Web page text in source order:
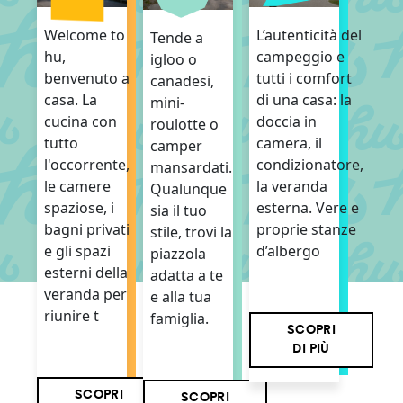
Welcome to
hu,
benvenuto a
casa. La
cucina con
tutto
l'occorrente,
le camere
spaziose, i
bagni privati
e gli spazi
esterni della
veranda per
riunire t
SCOPRI
Tende a
igloo o
canadesi,
mini-
roulotte o
camper
mansardati.
Qualunque
sia il tuo
stile, trovi la
piazzola
adatta a te
e alla tua
famiglia.
SCOPRI
L’autenticità del
campeggio e
tutti i comfort
di una casa: la
doccia in
camera, il
condizionatore,
la veranda
esterna. Vere e
proprie stanze
d’albergo
SCOPRI
DI PIÙ